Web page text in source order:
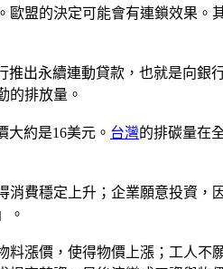
盟的決定可能會有連鎖效果。
出永續連動貸款，也就是向銀
的排放量。
約是16美元。 台灣的排碳量在
費穩定上升；企業願意投資，
。
漲價，使得物價上漲；工人不